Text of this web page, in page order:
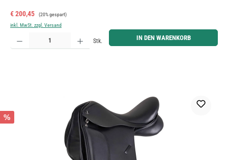
Verkaufspreis:
€ 200,45 Regulärer Preis:
(20% gespart)
inkl. MwSt. zzgl. Versand
Produkt Anzahl: Gib den gewünschten Wert ein oder benutze die Schaltflächen um die Anzahl zu
Stk. IN DEN WARENKORB
%